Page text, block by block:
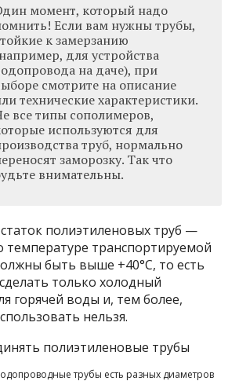
момент, который надо
Если вам нужны трубы,
к замерзанию
для устройства
на даче), при
смотрите на описание
технические характеристики.
все типы сополимеров,
используются для
труб, нормально
заморозку. Так что
внимательны.
полиэтиленовых труб —
температуре транспортируемой
быть выше +40°C, то есть
только холодный
горячей воды и, тем более,
нельзя.
трубы есть разных диаметров